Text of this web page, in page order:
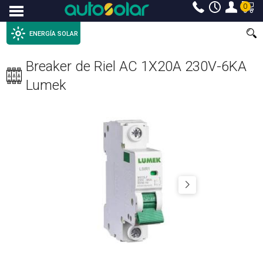
Menu 0
ENERGÍA SOLAR
Breaker de Riel AC 1X20A 230V-6KA
Lumek